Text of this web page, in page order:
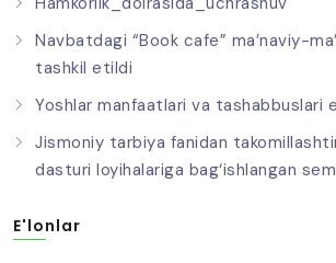
Navbatdagi “Book cafe” ma’naviy-
tashkil etildi
Yoshlar manfaatlari va tashabbuslari
Jismoniy tarbiya fanidan
dasturi loyihalariga bag‘ishlangan
E'lonlar